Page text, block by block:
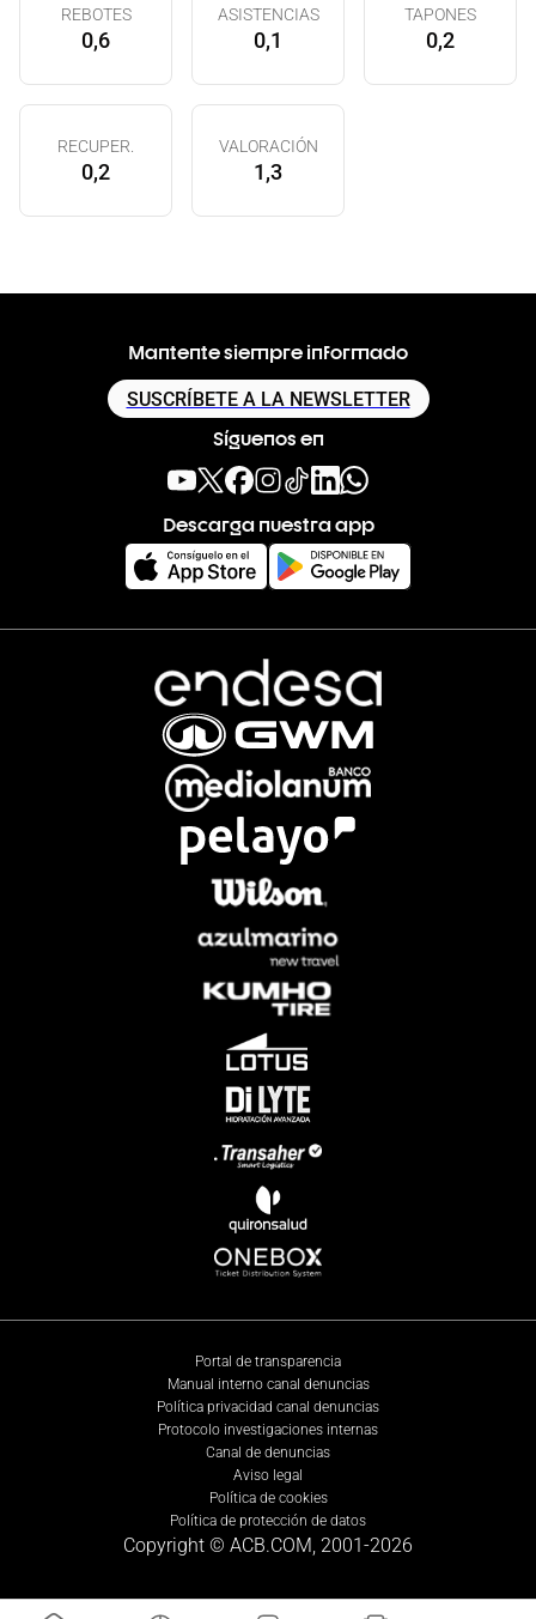
REBOTES
0,6
ASISTENCIAS
0,1
TAPONES
0,2
RECUPER.
0,2
VALORACIÓN
1,3
Mantente siempre informado
SUSCRÍBETE A LA NEWSLETTER
Síguenos en
Descarga nuestra app
Portal de transparencia
Manual interno canal denuncias
Política privacidad canal denuncias
Protocolo investigaciones internas
Canal de denuncias
Aviso legal
Política de cookies
Política de protección de datos
Copyright © ACB.COM, 2001-2026